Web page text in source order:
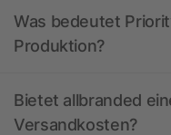
Was bedeutet
Produktion?
Bietet allbranded
Versandkosten?